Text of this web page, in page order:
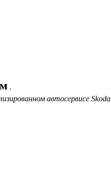
.
автосервисе Skoda